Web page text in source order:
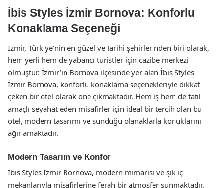
İbis Styles İzmir Bornova: Konforlu
Konaklama Seçeneği
İzmir, Türkiye’nin en güzel ve tarihi şehirlerinden biri olarak,
hem yerli hem de yabancı turistler için cazibe merkezi
olmuştur. İzmir’in Bornova ilçesinde yer alan İbis Styles
İzmir Bornova, konforlu konaklama seçenekleriyle dikkat
çeken bir otel olarak öne çıkmaktadır. Hem iş hem de tatil
amaçlı seyahat eden misafirler için ideal bir tercih olan bu
otel, modern tasarımı ve sunduğu olanaklarla konuklarını
ağırlamaktadır.
Modern Tasarım ve Konfor
İbis Styles İzmir Bornova, modern mimarisi ve şık iç
mekanlarıyla misafirlerine ferah bir atmosfer sunmaktadır.